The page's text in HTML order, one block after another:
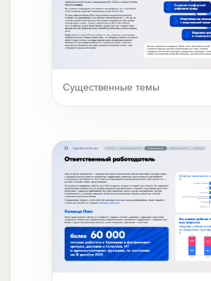
Существенные темы